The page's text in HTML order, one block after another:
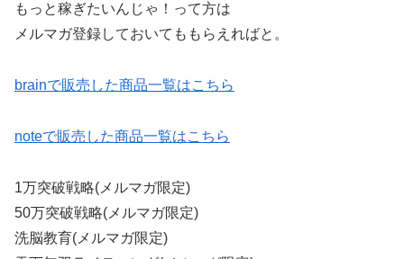
もっと稼ぎたいんじゃ！って方は
メルマガ登録しておいてももらえればと。
brainで販売した商品一覧はこちら
noteで販売した商品一覧はこちら
1万突破戦略(メルマガ限定)
50万突破戦略(メルマガ限定)
洗脳教育(メルマガ限定)